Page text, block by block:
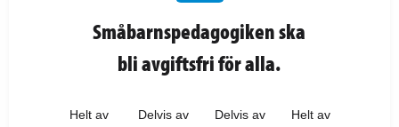
Småbarnspedagogiken ska
bli avgiftsfri för alla.
Helt av
Delvis av
Delvis av
Helt av